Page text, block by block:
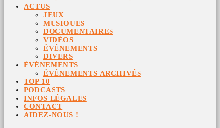
ACTUS
JEUX
MUSIQUES
DOCUMENTAIRES
VIDÉOS
ÉVÉNEMENTS
DIVERS
ÉVÉNEMENTS
ÉVÉNEMENTS ARCHIVÉS
TOP 10
PODCASTS
INFOS LÉGALES
CONTACT
AIDEZ-NOUS !